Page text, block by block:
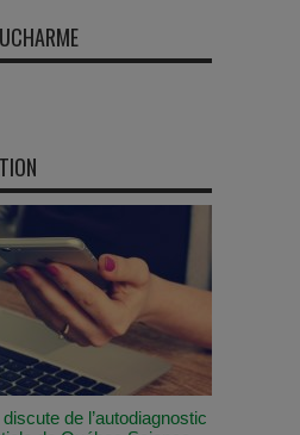
de l’autodiagnostic